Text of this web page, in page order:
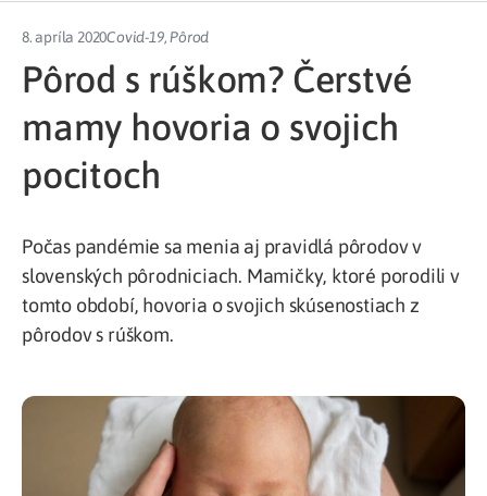
8. apríla 2020Covid-19,Pôrod
Pôrod s rúškom? Čerstvé
mamy hovoria o svojich
pocitoch
Počas pandémie sa menia aj pravidlá pôrodov v
slovenských pôrodniciach. Mamičky, ktoré porodili v
tomto období, hovoria o svojich skúsenostiach z
pôrodov s rúškom.